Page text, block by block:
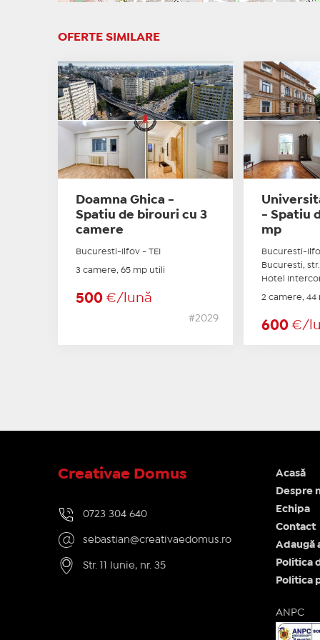
OFERTE SIMILARE
Doamna Ghica -
Spatiu de birouri cu 3
camere
Bucuresti-Ilfov - TEI
3 camere, 65 mp utili
500 €/lună
#2029
- Spatiu
mp
Bucuresti-
Bucuresti,
Hotel
2 camere, 44
600€/
Creativae Domus
0723 304 640
sebastian@creativaedomus.ro
Str. 11 Iunie, nr. 35
Acasă
Despre
Echipa
Contact
Adaugă
Politica
Politica
ANPC